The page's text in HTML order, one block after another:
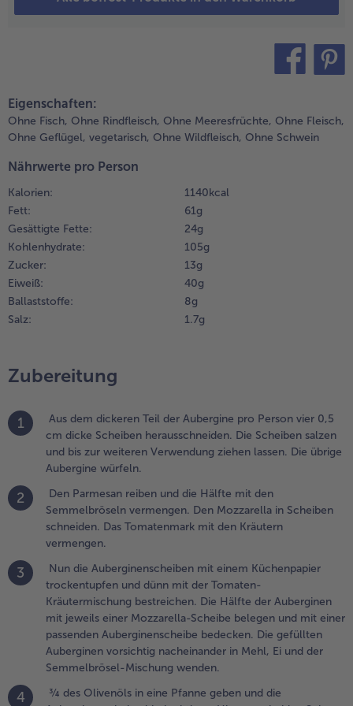
Die
mit
einer
Scheibe
und mit
passenden
Olivenöls in
Pfanne geben
mittlerer Hitze
beiden Seiten
auf
legen
abtropfen
restliche Öl
Pfanne
Eigenschaften:
Ohne Fisch, Ohne Rindfleisch, Ohne Meeresfrüchte, Ohne Fleisch,
Ohne Geflügel, vegetarisch, Ohne Wildfleisch, Ohne Schwein
Nährwerte pro Person
Kalorien:
1140 kcal
Fett:
61 g
Gesättigte Fette:
24 g
Kohlenhydrate:
105 g
Zucker:
13 g
Eiweiß:
40 g
Ballaststoffe:
8 g
Salz:
1.7 g
Zubereitung
1
Aus dem dickeren Teil der Aubergine pro Person vier 0,5
cm dicke Scheiben herausschneiden. Die Scheiben salzen
und bis zur weiteren Verwendung ziehen lassen. Die übrige
Aubergine würfeln.
2
Den Parmesan reiben und die Hälfte mit den
Semmelbröseln vermengen. Den Mozzarella in Scheiben
schneiden. Das Tomatenmark mit den Kräutern
vermengen.
3
Nun die Auberginenscheiben mit einem Küchenpapier
trockentupfen und dünn mit der Tomaten-
Kräutermischung bestreichen. Die Hälfte der Auberginen
mit jeweils einer Mozzarella-Scheibe belegen und mit einer
passenden Auberginenscheibe bedecken. Die gefüllten
Auberginen vorsichtig nacheinander in Mehl, Ei und der
Semmelbrösel-Mischung wenden.
4
¾ des Olivenöls in eine Pfanne geben und die